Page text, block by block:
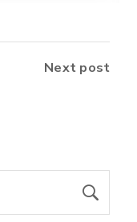
Next post